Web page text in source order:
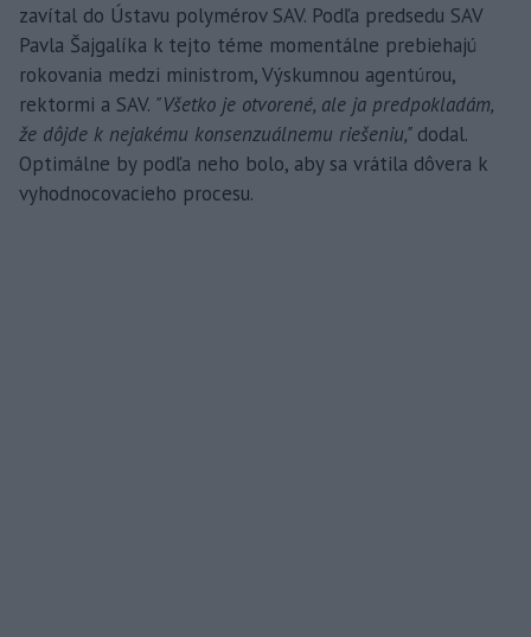
zavítal do Ústavu polymérov SAV. Podľa predsedu SAV
Pavla Šajgalíka k tejto téme momentálne prebiehajú
rokovania medzi ministrom, Výskumnou agentúrou,
rektormi a SAV. "Všetko je otvorené, ale ja predpokladám,
že dôjde k nejakému konsenzuálnemu riešeniu," dodal.
Optimálne by podľa neho bolo, aby sa vrátila dôvera k
vyhodnocovacieho procesu.